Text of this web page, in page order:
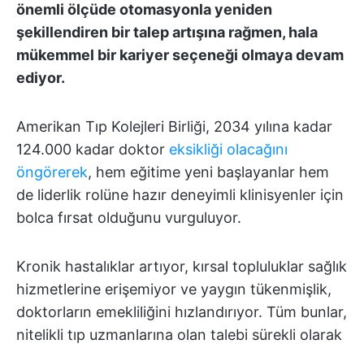
önemli ölçüde otomasyonla yeniden
şekillendiren bir talep artışına rağmen, hala
mükemmel bir kariyer seçeneği olmaya devam
ediyor.
Amerikan Tıp Kolejleri Birliği, 2034 yılına kadar
124.000 kadar doktor eksikliği olacağını
öngörerek, hem eğitime yeni başlayanlar hem
de liderlik rolüne hazır deneyimli klinisyenler için
bolca fırsat olduğunu vurguluyor.
Kronik hastalıklar artıyor, kırsal topluluklar sağlık
hizmetlerine erişemiyor ve yaygın tükenmişlik,
doktorların emekliliğini hızlandırıyor. Tüm bunlar,
nitelikli tıp uzmanlarına olan talebi sürekli olarak